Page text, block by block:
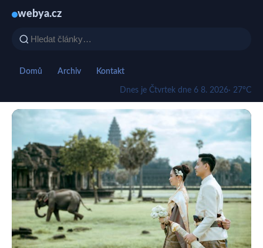
webya.cz
Domů Archiv Kontakt
Dnes je Čtvrtek dne 6 8. 2026· 27°C